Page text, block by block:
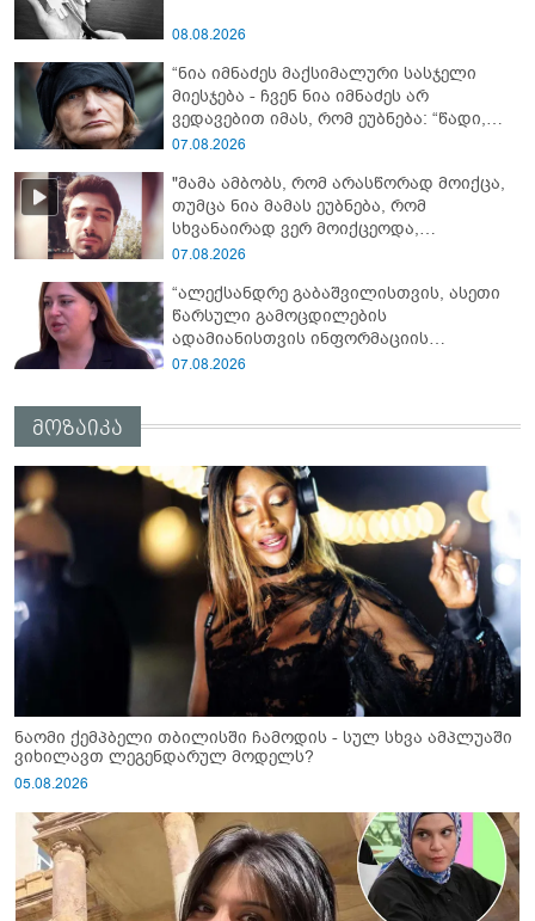
08.08.2026
“ნია იმნაძეს მაქსიმალური სასჯელი
მიესჯება - ჩვენ ნია იმნაძეს არ
ვედავებით იმას, რომ ეუბნება: “წადი,
მოკალი“, ეს დაკვეთაა, ჩვენ ვამბობთ,
ავალიანის დედა
07.08.2026
"მამა ამბობს, რომ არასწორად მოიქცა,
თუმცა ნია მამას ეუბნება, რომ
სხვანაირად ვერ მოიქცეოდა,
თანამედროვე ეპოქაში სხვანაირად
დეტალებზე საუბრობს გიგა ავალიანის
საქმის პროკურორი?
07.08.2026
“ალექსანდრე გაბაშვილისთვის, ასეთი
წარსული გამოცდილების
ადამიანისთვის ინფორმაციის
მიწოდება, რომ მასწავლებელი
პროკურორი ნია იმნაძეზე
07.08.2026
მოზაიკა
ნაომი ქემპბელი თბილისში ჩამოდის - სულ სხვა ამპლუაში
ვიხილავთ ლეგენდარულ მოდელს?
05.08.2026